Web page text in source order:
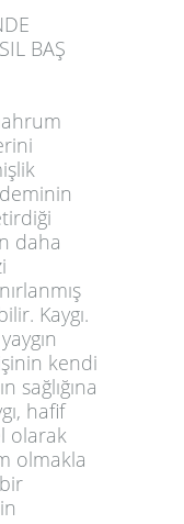
BAŞ
daha
Kaygı.
kendi
sağlığına
hafif
olarak
olmakla